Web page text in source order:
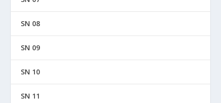
SN 08
SN 09
SN 10
SN 11